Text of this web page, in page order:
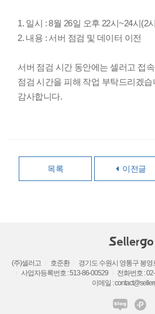
1. 일시 : 8월 26일 오후 22시~24시(2
2. 내용 : 서버 점검 및 데이터 이전
서버 점검 시간 동안에는 셀러고 접
점검 시간을 피해 작업 부탁드리겠습
감사합니다.
목록 이전글
(주)셀러고 호준환 경기도 수원시 영통구 봉영
사업자등록번호 : 513-86-00529 전화번호 :
이메일 :